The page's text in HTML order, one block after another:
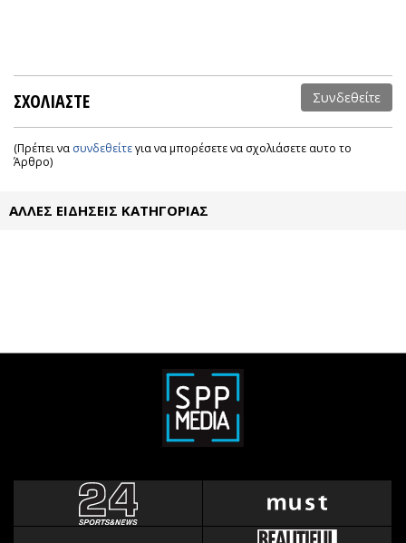
ΣΧΟΛΙΑΣΤΕ Συνδεθείτε
(Πρέπει να συνδεθείτεγια να μπορέσετε να σχολιάσετε αυτο το
Άρθρο)
ΑΛΛΕΣ ΕΙΔΗΣΕΙΣ ΚΑΤΗΓΟΡΙΑΣ